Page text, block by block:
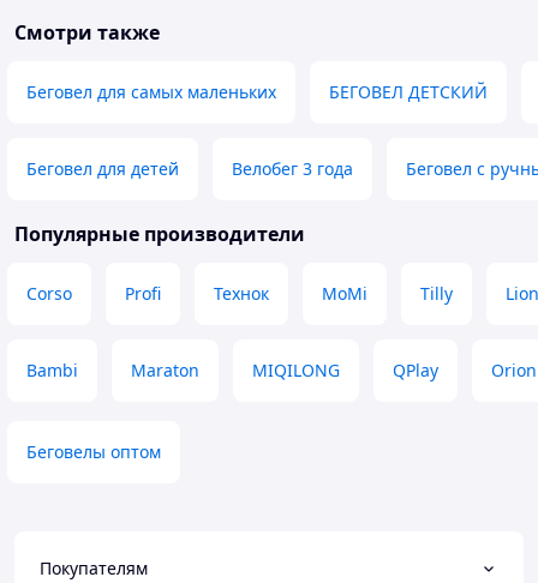
Смотри также
Беговел для самых маленьких БЕГОВЕЛ ДЕТСКИЙ
Беговел для детей Велобег 3 года Беговел с
Популярные производители
Corso Profi Технок MoMi Tilly
Bambi Maraton MIQILONG QPlay Orion
Беговелы оптом
Покупателям